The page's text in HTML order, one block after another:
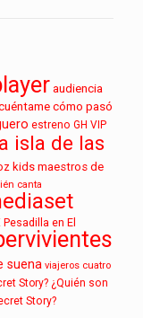
audiencia
cómo pasó
estreno GH VIP
isla de las
kids maestros de
canta
Pesadilla en El
suena viajeros cuatro
Story? ¿Quién son
Story?